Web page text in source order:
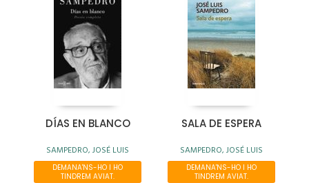
DÍAS EN BLANCO
SAMPEDRO, JOSÉ LUIS
DEMANA'NS-HO I HO
TINDREM AVIAT.
SALA DE ESPERA
SAMPEDRO, JOSÉ LUIS
DEMANA'NS-HO I HO
TINDREM AVIAT.